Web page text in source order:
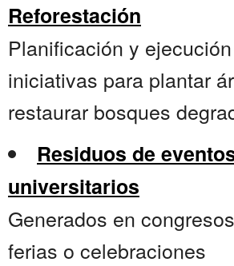
Reforestación
Planificación y
iniciativas para plantar
restaurar bosques
Residuos de
universitarios
Generados en
ferias o celebraciones